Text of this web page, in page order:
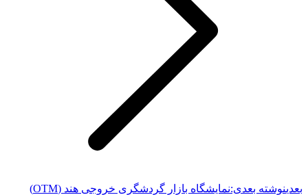
بعدینوشته بعدی:نمایشگاه بازار گردشگری خروجی هند (OTM)